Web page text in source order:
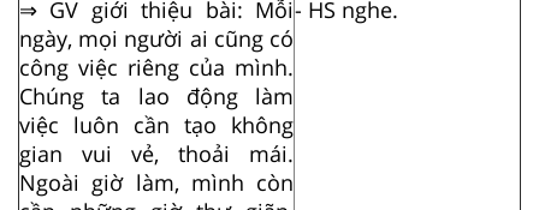
⇒ GV giới thiệu bài: Mỗi
ngày, mọi người ai cũng có
công việc riêng của mình.
Chúng ta lao động làm
việc luôn cần tạo không
gian vui vẻ, thoải mái.
Ngoài giờ làm, mình còn
- HS nghe.